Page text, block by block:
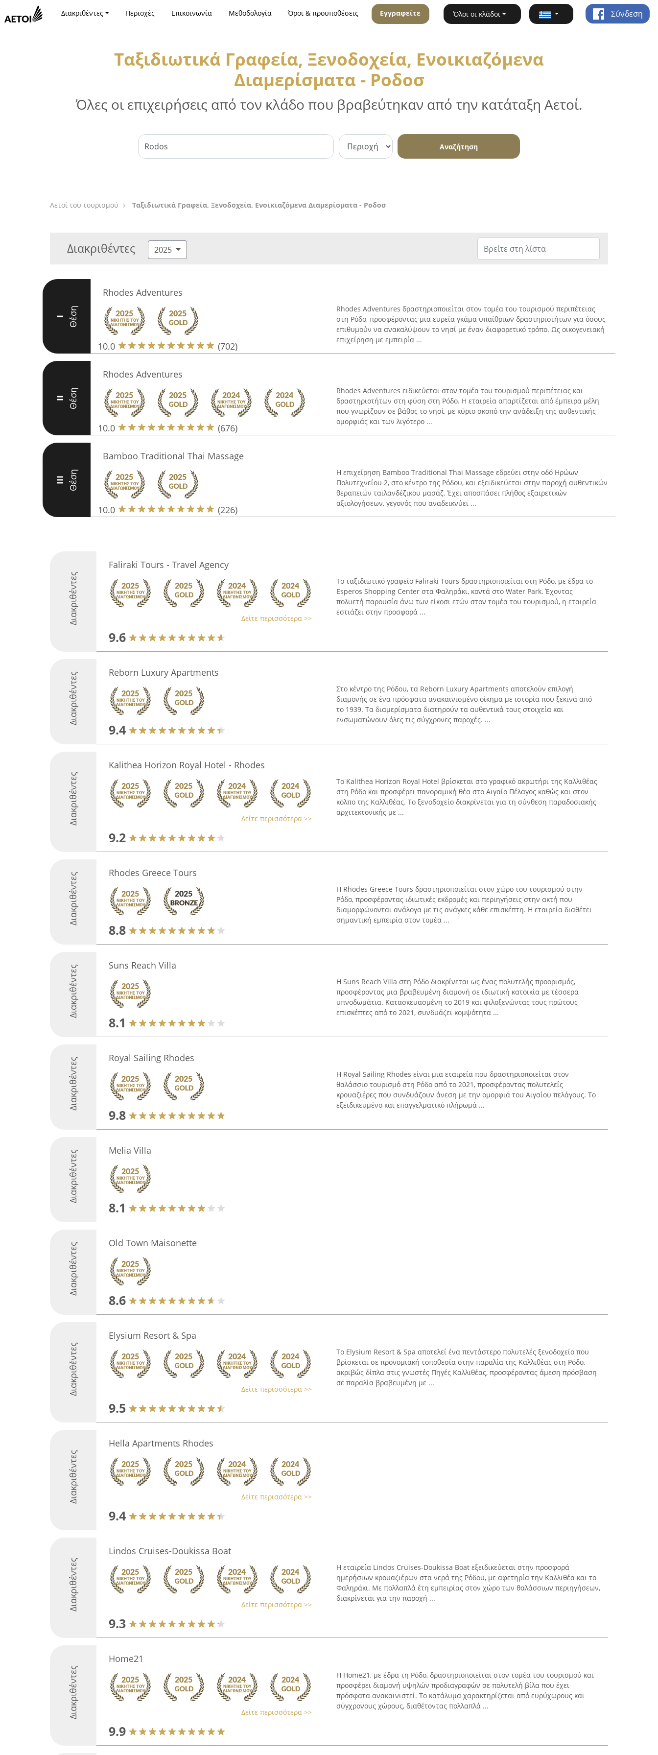
Διακριθέντες Περιοχές Επικοινωνία Μεθοδολογία Όροι & προϋποθέσεις Εγγραφείτε Όλοι οι κλάδοι Σύνδεση
Ταξιδιωτικά Γραφεία, Ξενοδοχεία, Ενοικιαζόμενα
Διαμερίσματα - Ροδοσ
Όλες οι επιχειρήσεις από τον κλάδο που βραβεύτηκαν από την κατάταξη Αετοί.
Αναζήτηση
Αετοί του τουρισμού Ταξιδιωτικά Γραφεία, Ξενοδοχεία, Ενοικιαζόμενα Διαμερίσματα - Ροδοσ
Διακριθέντες 2025
I Θέση
Rhodes Adventures
10.0 (702)
Rhodes Adventures δραστηριοποιείται στον τομέα του τουρισμού περιπέτειας
στη Ρόδο, προσφέροντας μια ευρεία γκάμα υπαίθριων δραστηριοτήτων για όσους
επιθυμούν να ανακαλύψουν το νησί με έναν διαφορετικό τρόπο. Ως οικογενειακή
επιχείρηση με εμπειρία ...
II Θέση
Rhodes Adventures
10.0 (676)
Rhodes Adventures ειδικεύεται στον τομέα του τουρισμού περιπέτειας και
δραστηριοτήτων στη φύση στη Ρόδο. Η εταιρεία απαρτίζεται από έμπειρα μέλη
που γνωρίζουν σε βάθος το νησί, με κύριο σκοπό την ανάδειξη της αυθεντικής
ομορφιάς και των λιγότερο ...
III Θέση
Bamboo Traditional Thai Massage
10.0 (226)
Η επιχείρηση Bamboo Traditional Thai Massage εδρεύει στην οδό Ηρώων
Πολυτεχνείου 2, στο κέντρο της Ρόδου, και εξειδικεύεται στην παροχή αυθεντικών
θεραπειών ταϊλανδέζικου μασάζ. Έχει αποσπάσει πλήθος εξαιρετικών
αξιολογήσεων, γεγονός που αναδεικνύει ...
Διακριθέντες
Faliraki Tours - Travel Agency
Δείτε περισσότερα >>
9.6
Το ταξιδιωτικό γραφείο Faliraki Tours δραστηριοποιείται στη Ρόδο, με έδρα το
Esperos Shopping Center στα Φαληράκι, κοντά στο Water Park. Έχοντας
πολυετή παρουσία άνω των είκοσι ετών στον τομέα του τουρισμού, η εταιρεία
εστιάζει στην προσφορά ...
Διακριθέντες Reborn Luxury Apartments
9.4
Στο κέντρο της Ρόδου, τα Reborn Luxury Apartments αποτελούν επιλογή
διαμονής σε ένα πρόσφατα ανακαινισμένο οίκημα με ιστορία που ξεκινά από
το 1939. Τα διαμερίσματα διατηρούν τα αυθεντικά τους στοιχεία και
ενσωματώνουν όλες τις σύγχρονες παροχές. ...
Διακριθέντες
Kalithea Horizon Royal Hotel - Rhodes
Δείτε περισσότερα >>
9.2
Το Kalithea Horizon Royal Hotel βρίσκεται στο γραφικό ακρωτήρι της Καλλιθέας
στη Ρόδο και προσφέρει πανοραμική θέα στο Αιγαίο Πέλαγος καθώς και στον
κόλπο της Καλλιθέας. Το ξενοδοχείο διακρίνεται για τη σύνθεση παραδοσιακής
αρχιτεκτονικής με ...
Διακριθέντες Rhodes Greece Tours
8.8
Η Rhodes Greece Tours δραστηριοποιείται στον χώρο του τουρισμού στην
Ρόδο, προσφέροντας ιδιωτικές εκδρομές και περιηγήσεις στην ακτή που
διαμορφώνονται ανάλογα με τις ανάγκες κάθε επισκέπτη. Η εταιρεία διαθέτει
σημαντική εμπειρία στον τομέα ...
Διακριθέντες Suns Reach Villa
8.1
Η Suns Reach Villa στη Ρόδο διακρίνεται ως ένας πολυτελής προορισμός,
προσφέροντας μια βραβευμένη διαμονή σε ιδιωτική κατοικία με τέσσερα
υπνοδωμάτια. Κατασκευασμένη το 2019 και φιλοξενώντας τους πρώτους
επισκέπτες από το 2021, συνδυάζει κομψότητα ...
Διακριθέντες Royal Sailing Rhodes
9.8
Η Royal Sailing Rhodes είναι μια εταιρεία που δραστηριοποιείται στον
θαλάσσιο τουρισμό στη Ρόδο από το 2021, προσφέροντας πολυτελείς
κρουαζιέρες που συνδυάζουν άνεση με την ομορφιά του Αιγαίου πελάγους. Το
εξειδικευμένο και επαγγελματικό πλήρωμά ...
Διακριθέντες Melia Villa
8.1
Διακριθέντες Old Town Maisonette
8.6
Διακριθέντες
Elysium Resort & Spa
Δείτε περισσότερα >>
9.5
Το Elysium Resort & Spa αποτελεί ένα πεντάστερο πολυτελές ξενοδοχείο που
βρίσκεται σε προνομιακή τοποθεσία στην παραλία της Καλλιθέας στη Ρόδο,
ακριβώς δίπλα στις γνωστές Πηγές Καλλιθέας, προσφέροντας άμεση πρόσβαση
σε παραλία βραβευμένη με ...
Διακριθέντες
Hella Apartments Rhodes
Δείτε περισσότερα >>
9.4
Διακριθέντες
Lindos Cruises-Doukissa Boat
Δείτε περισσότερα >>
9.3
Η εταιρεία Lindos Cruises-Doukissa Boat εξειδικεύεται στην προσφορά
ημερήσιων κρουαζιέρων στα νερά της Ρόδου, με αφετηρία την Καλλιθέα και το
Φαληράκι. Με πολλαπλά έτη εμπειρίας στον χώρο των θαλάσσιων περιηγήσεων,
διακρίνεται για την παροχή ...
Διακριθέντες
Home21
Δείτε περισσότερα >>
9.9
Η Home21, με έδρα τη Ρόδο, δραστηριοποιείται στον τομέα του τουρισμού και
προσφέρει διαμονή υψηλών προδιαγραφών σε πολυτελή βίλα που έχει
πρόσφατα ανακαινιστεί. Το κατάλυμα χαρακτηρίζεται από ευρύχωρους και
σύγχρονους χώρους, διαθέτοντας πολλαπλά ...